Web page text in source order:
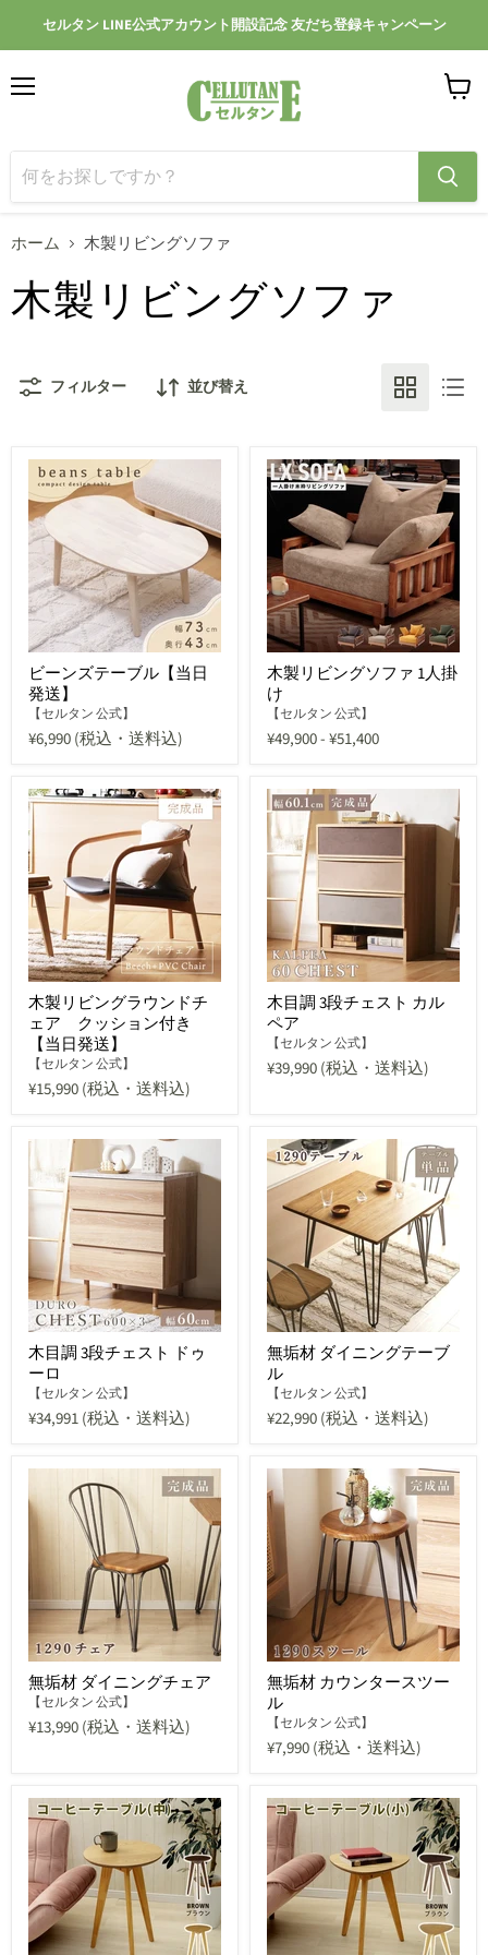
セルタン LINE公式アカウント開設記念 友だち登録キャンペーン
ー
見
ホーム 木製リビングソファ
木製リビングソファ
フィルター 並び替え
ビーンズテーブル【当日
発送】
【セルタン 公式】
¥6,990(税込・送料込)
木製リビングソファ 1人掛
け
【セルタン 公式】
¥49,900-¥51,400
木製リビングラウンドチ
ェア クッション付き
【当日発送】
【セルタン 公式】
¥15,990(税込・送料込)
木目調 3段チェスト カル
ペア
【セルタン 公式】
¥39,990(税込・送料込)
木目調 3段チェスト ドゥ
ーロ
【セルタン 公式】
¥34,991(税込・送料込)
無垢材 ダイニングテーブ
ル
【セルタン 公式】
¥22,990(税込・送料込)
無垢材 ダイニングチェア
【セルタン 公式】
¥13,990(税込・送料込)
無垢材 カウンタースツー
ル
【セルタン 公式】
¥7,990(税込・送料込)